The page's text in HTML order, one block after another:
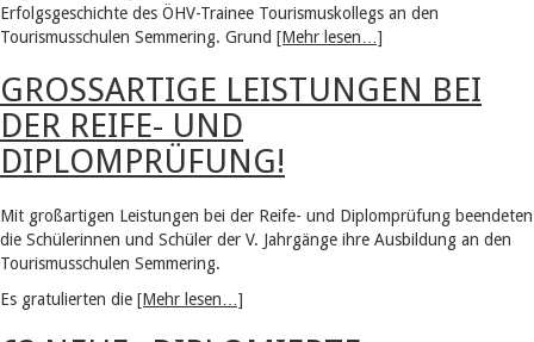
Erfolgsgeschichte des ÖHV-Trainee Tourismuskollegs an den
Tourismusschulen Semmering. Grund [Mehr lesen…]
GROSSARTIGE LEISTUNGEN BEI D
ER REIFE- UND D
IPLOMPRÜFUNG!
Mit großartigen Leistungen bei der Reife- und Diplomprüfung beendeten
die Schülerinnen und Schüler der V. Jahrgänge ihre Ausbildung an den
Tourismusschulen Semmering.
Es gratulierten die [Mehr lesen…]